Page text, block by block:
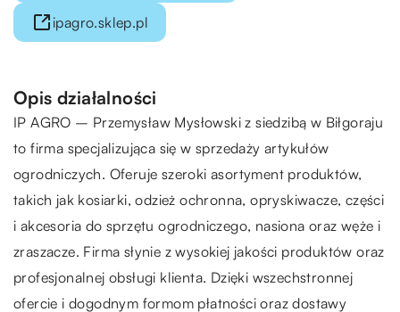
ipagro.sklep.pl
Opis działalności
IP AGRO – Przemysław Mysłowski z siedzibą w Biłgoraju
to firma specjalizująca się w sprzedaży artykułów
ogrodniczych. Oferuje szeroki asortyment produktów,
takich jak kosiarki, odzież ochronna, opryskiwacze, części
i akcesoria do sprzętu ogrodniczego, nasiona oraz węże i
zraszacze. Firma słynie z wysokiej jakości produktów oraz
profesjonalnej obsługi klienta. Dzięki wszechstronnej
ofercie i dogodnym formom płatności oraz dostawy